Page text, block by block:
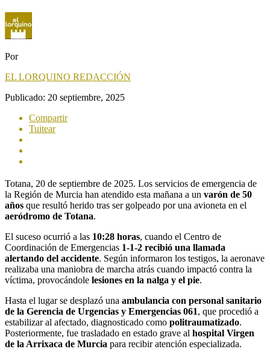
Por
EL LORQUINO REDACCIÓN
Publicado: 20 septiembre, 2025
Compartir
Tuitear
Totana, 20 de septiembre de 2025. Los servicios de emergencia de
la Región de Murcia han atendido esta mañana a un varón de 50
años que resultó herido tras ser golpeado por una avioneta en el
aeródromo de Totana.
El suceso ocurrió a las 10:28 horas, cuando el Centro de
Coordinación de Emergencias 1-1-2 recibió una llamada
alertando del accidente. Según informaron los testigos, la aeronave
realizaba una maniobra de marcha atrás cuando impactó contra la
víctima, provocándole lesiones en la nalga y el pie.
Hasta el lugar se desplazó una ambulancia con personal sanitario
de la Gerencia de Urgencias y Emergencias 061, que procedió a
estabilizar al afectado, diagnosticado como politraumatizado.
Posteriormente, fue trasladado en estado grave al hospital Virgen
de la Arrixaca de Murcia para recibir atención especializada.